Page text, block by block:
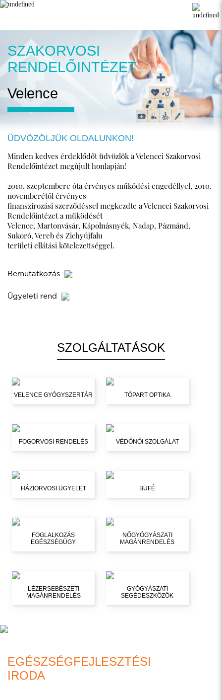
SZAKORVOSI
RENDELŐINTÉZET
Velence
ÜDVÖZÖLJÜK OLDALUNKON!
Minden kedves érdeklődőt üdvözlök a Velencei Szakorvosi
Rendelőintézet megújult honlapján!
2010. szeptembere óta érvényes működési engedéllyel, 2010.
novemberétől érvényes
finanszírozási szerződéssel megkezdte a Velencei Szakorvosi
Rendelőintézet a működését
Velence, Martonvásár, Kápolnásnyék, Nadap, Pázmánd,
Sukoró, Vereb és Zichyújfalu
területi ellátási kötelezettséggel.
Bemutatkozás
Ügyeleti rend
SZOLGÁLTATÁSOK
VELENCE GYÓGYSZERTÁR TÓPART OPTIKA
FOGORVOSI RENDELÉS VÉDŐNŐI SZOLGÁLAT
HÁZIORVOSI ÜGYELET BÜFÉ
FOGLALKOZÁS
EGÉSZSÉGÜGY
NŐGYÓGYÁSZATI
MAGÁNRENDELÉS
LÉZERSEBÉSZETI
MAGÁNRENDELÉS
GYÓGYÁSZATI
SEGÉDESZKÖZÖK
EGÉSZSÉGFEJLESZTÉSI
IRODA